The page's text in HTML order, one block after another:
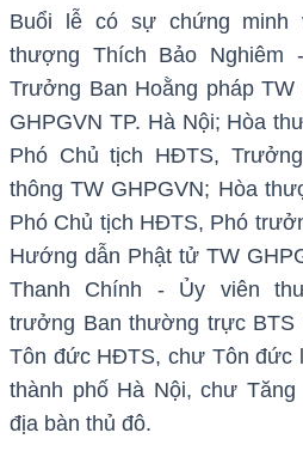
Buổi lễ có sự chứng minh
thượng Thích Bảo Nghiêm
Trưởng Ban Hoằng pháp
GHPGVN TP. Hà Nội; Hòa
Phó Chủ tịch HĐTS,
thông TW GHPGVN; Hòa
Phó Chủ tịch HĐTS, Phó
Hướng dẫn Phật tử TW
Thanh Chính - Ủy viên
trưởng Ban thường trực BTS
Tôn đức HĐTS, chư Tôn đức
thành phố Hà Nội, chư
địa bàn thủ đô.